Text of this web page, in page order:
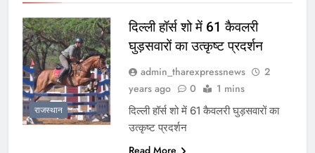
राजस्थान
दिल्ली हॉर्स शो में 61 कैवलरी
घुड़सवारों का उत्कृष्ट प्रदर्शन
admin_tharexpressnews
2
years ago
0 1 mins
दिल्ली हॉर्स शो में 61 कैवलरी घुड़सवारों का
उत्कृष्ट प्रदर्शन
Read More